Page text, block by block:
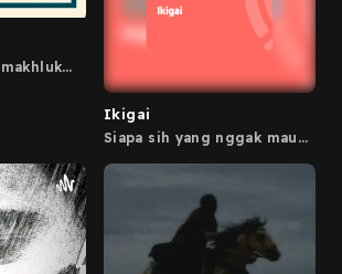
menuju
Dalam
yang
memiliki
dapat
Ikigai
Siapa sih yang nggak mau
yang merangkum buku karya
dan Francesc Miralles ini
membahas kehidupan orang
Jepang dan mengungkap
rahasia umur panjang
mereka. *Konten dari